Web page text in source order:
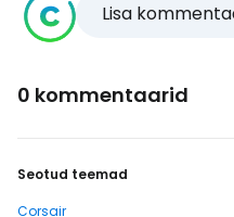
Lisa
0 kommentaarid
Seotud teemad
Corsair